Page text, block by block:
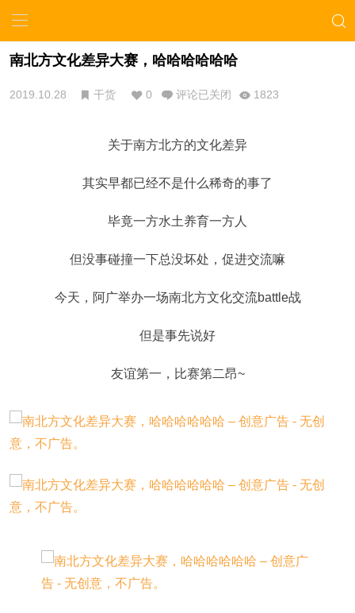
南北方文化差异大赛，哈哈哈哈哈哈
2019.10.28 干货 0 评论已关闭 1823
关于南方北方的文化差异
其实早都已经不是什么稀奇的事了
毕竟一方水土养育一方人
但没事碰撞一下总没坏处，促进交流嘛
今天，阿广举办一场南北方文化交流battle战
但是事先说好
友谊第一，比赛第二昂~